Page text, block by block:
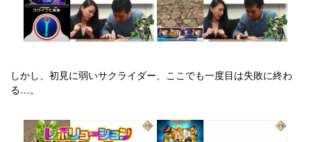
しかし、初見に弱いサクライダー、ここでも一度目は失敗に終わ
る…。